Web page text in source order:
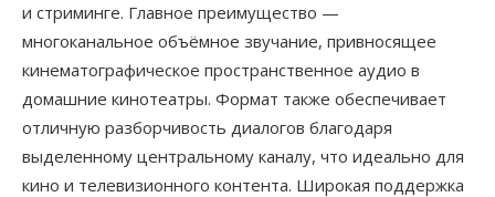
и стриминге. Главное преимущество —
многоканальное объёмное звучание, привносящее
кинематографическое пространственное аудио в
домашние кинотеатры. Формат также обеспечивает
отличную разборчивость диалогов благодаря
выделенному центральному каналу, что идеально для
кино и телевизионного контента. Широкая поддержка